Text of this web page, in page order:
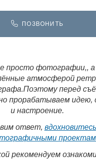
ПОЗВОНИТЬ
просто фотографии,,
атмосферой
Поэтому перед
прорабатываем идею,
и настроение.
ответ,
рекомендуем